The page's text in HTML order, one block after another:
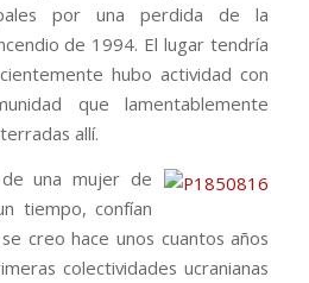
por una perdida de la
de 1994. El lugar tendría
hubo actividad con
que lamentablemente
allí.
de una mujer de
tiempo, confían
creo hace unos cuantos años
colectividades ucranianas